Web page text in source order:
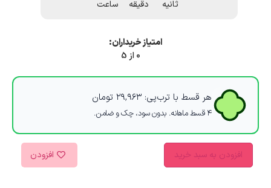
ساعت دقیقه ثانیه
امتیاز خریداران:
0 از 5
هر قسط با ترب‌پی: ۲۹,۹۶۳ تومان
۴ قسط ماهانه. بدون سود، چک و ضامن.
افزودن به سبد خرید افزودن